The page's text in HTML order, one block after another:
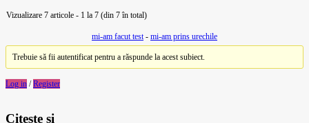
Vizualizare 7 articole - 1 la 7 (din 7 în total)
mi-am facut test- mi-am prins urechile
Trebuie să fii autentificat pentru a răspunde la acest subiect.
Log in /Register
Citeste si